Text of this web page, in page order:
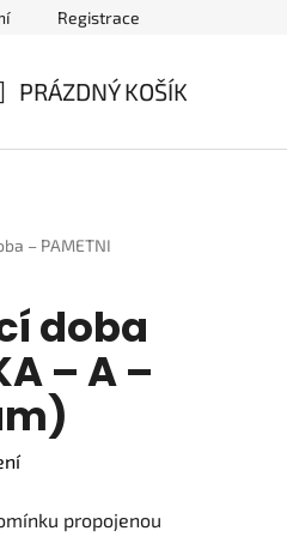
Registrace
PRÁZDNÝ KOŠÍK
– PAMETNI
doba
– A –
propojenou